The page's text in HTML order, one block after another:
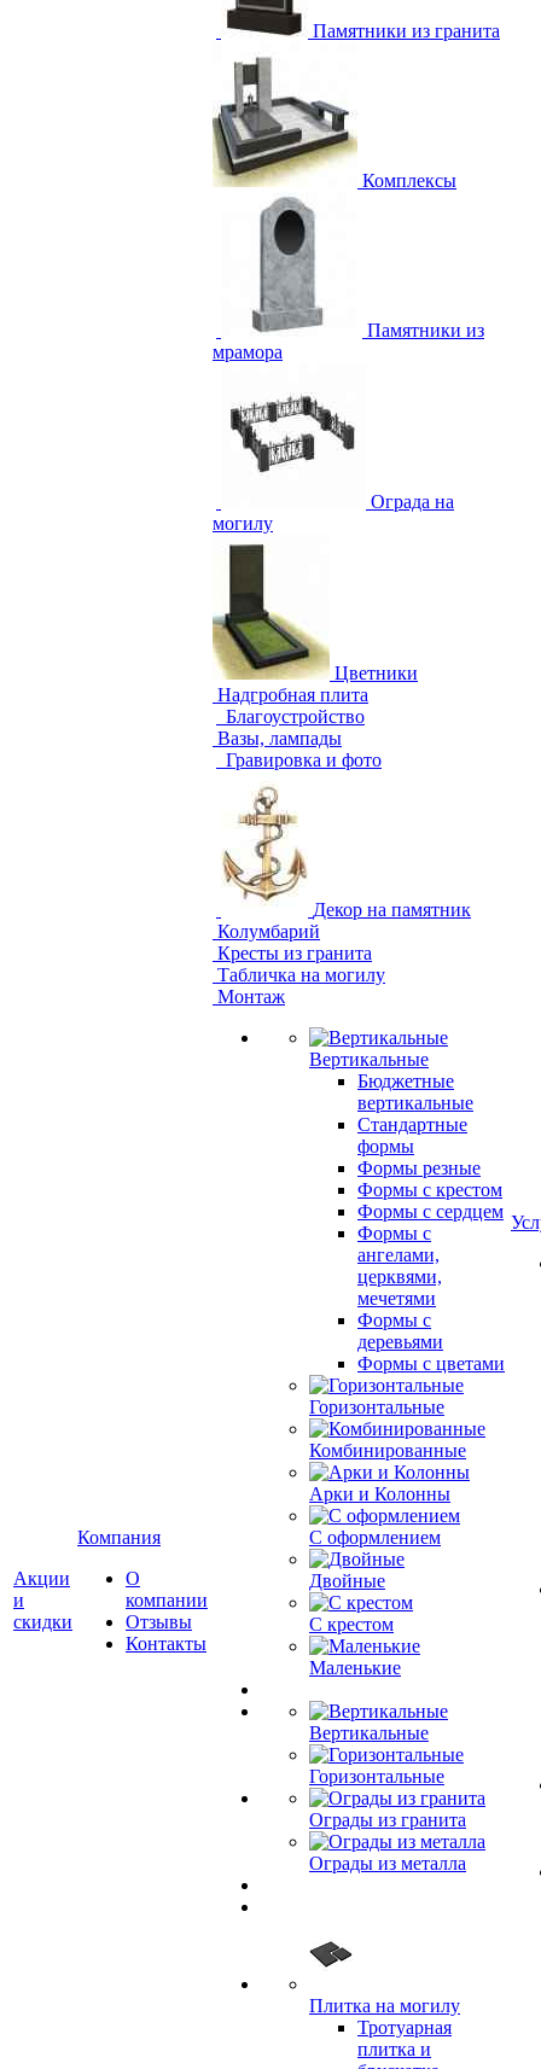
Акции
и
скидки
Компания
О
компании
Отзывы
Контакты
Памятники из гранита
Комплексы
Памятники из
мрамора
Ограда на
могилу
Цветники
Надгробная плита
Благоустройство
Вазы, лампады
Гравировка и фото
Декор на памятник
Колумбарий
Кресты из гранита
Табличка на могилу
Монтаж
Вертикальные
Бюджетные
вертикальные
Стандартные
формы
Формы резные
Формы с крестом
Формы с сердцем
Формы с
ангелами,
церквями,
мечетями
Формы с
деревьями
Формы с цветами
Горизонтальные
Комбинированные
Арки и Колонны
С оформлением
Двойные
С крестом
Маленькие
Вертикальные
Горизонтальные
Ограды из гранита
Ограды из металла
Плитка на могилу
Тротуарная
плитка и